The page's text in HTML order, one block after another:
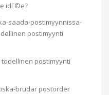
idГ©e?
saada-postimyynnissa-
postimyynti
postimyynti
brudar postorder